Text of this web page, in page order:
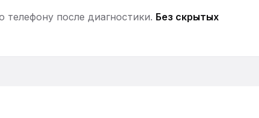
телефону после диагностики. Без скрытых